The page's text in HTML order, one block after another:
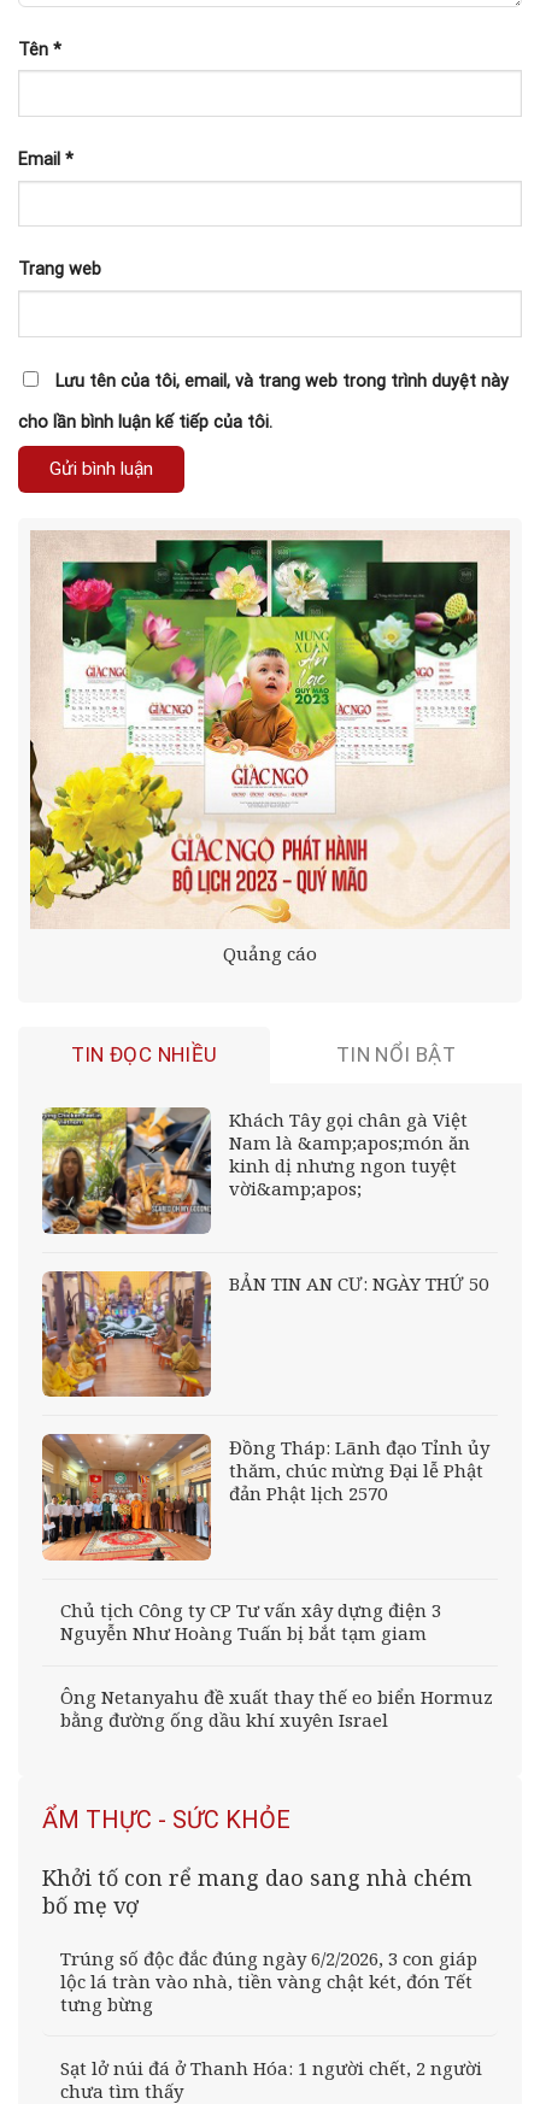
Tên *
Email *
Trang web
Lưu tên của tôi, email, và trang web trong trình duyệt này
cho lần bình luận kế tiếp của tôi.
Quảng cáo
TIN ĐỌC NHIỀU TIN NỔI BẬT
Khách Tây gọi chân gà Việt
Nam là &amp;apos;món ăn
kinh dị nhưng ngon tuyệt
vời&amp;apos;
BẢN TIN AN CƯ: NGÀY THỨ 50
Đồng Tháp: Lãnh đạo Tỉnh ủy
thăm, chúc mừng Đại lễ Phật
đản Phật lịch 2570
Chủ tịch Công ty CP Tư vấn xây dựng điện 3
Nguyễn Như Hoàng Tuấn bị bắt tạm giam
Ông Netanyahu đề xuất thay thế eo biển Hormuz
bằng đường ống dầu khí xuyên Israel
ẨM THỰC - SỨC KHỎE
Khởi tố con rể mang dao sang nhà chém
bố mẹ vợ
Trúng số độc đắc đúng ngày 6/2/2026, 3 con giáp
lộc lá tràn vào nhà, tiền vàng chật két, đón Tết
tưng bừng
Sạt lở núi đá ở Thanh Hóa: 1 người chết, 2 người
chưa tìm thấy